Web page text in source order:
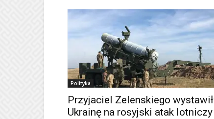
Polityka
Przyjaciel Zelenskiego wystawił
Ukrainę na rosyjski atak lotniczy